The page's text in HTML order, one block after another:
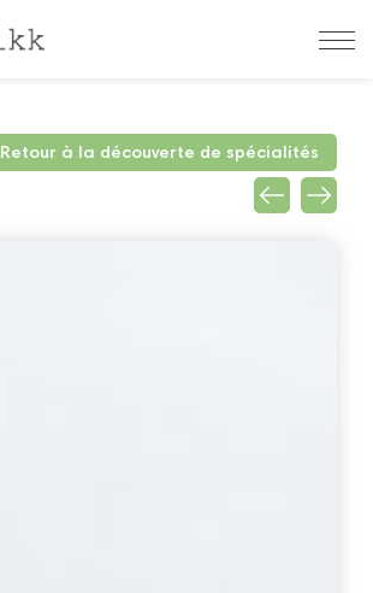
Retour à la découverte de spécialités